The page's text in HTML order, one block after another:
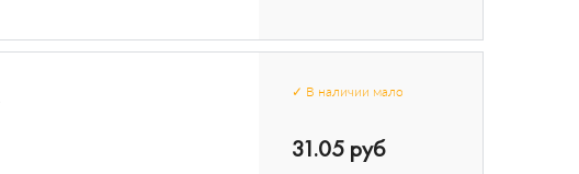
✓ В наличии мало
31.05 руб